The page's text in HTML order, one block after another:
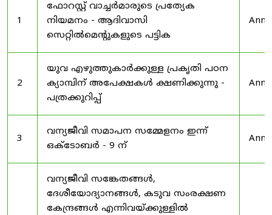
1
ഫോറസ്റ്റ് വാച്ചർമാരുടെ പ്രത്യേക
നിയമനം - ആദിവാസി
സെറ്റിൽമെന്റുകളുടെ പട്ടിക
2
യുവ എഴുത്തുകാർക്കുള്ള പ്രകൃതി പഠന
ക്യാമ്പിന് അപേക്ഷകൾ ക്ഷണിക്കുന്നു -
പത്രക്കുറിപ്പ്
3
വന്യജീവി സമാപന സമ്മേളനം ഇന്ന്
ഒക്ടോബർ - 9 ന്
വന്യജീവി സങ്കേതങ്ങൾ,
ദേശീയോദ്യാനങ്ങൾ, കടുവ സംരക്ഷണ
കേന്ദ്രങ്ങൾ എന്നിവയ്ക്കുള്ളിൽ